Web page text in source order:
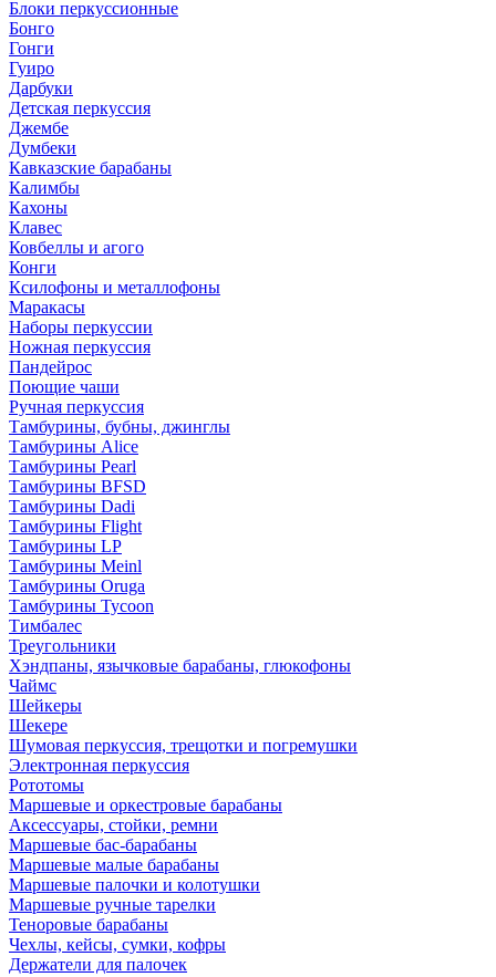
Блоки перкуссионные
Бонго
Гонги
Гуиро
Дарбуки
Детская перкуссия
Джембе
Думбеки
Кавказские барабаны
Калимбы
Кахоны
Клавес
Ковбеллы и агого
Конги
Ксилофоны и металлофоны
Маракасы
Наборы перкуссии
Ножная перкуссия
Пандейрос
Поющие чаши
Ручная перкуссия
Тамбурины, бубны, джинглы
Тамбурины Alice
Тамбурины Pearl
Тамбурины BFSD
Тамбурины Dadi
Тамбурины Flight
Тамбурины LP
Тамбурины Meinl
Тамбурины Oruga
Тамбурины Tycoon
Тимбалес
Треугольники
Хэндпаны, язычковые барабаны, глюкофоны
Чаймс
Шейкеры
Шекере
Шумовая перкуссия, трещотки и погремушки
Электронная перкуссия
Рототомы
Маршевые и оркестровые барабаны
Аксессуары, стойки, ремни
Маршевые бас-барабаны
Маршевые малые барабаны
Маршевые палочки и колотушки
Маршевые ручные тарелки
Теноровые барабаны
Чехлы, кейсы, сумки, кофры
Держатели для палочек